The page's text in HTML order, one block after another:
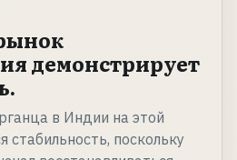
демонстрирует
в Индии на этой
стабильность, поскольку